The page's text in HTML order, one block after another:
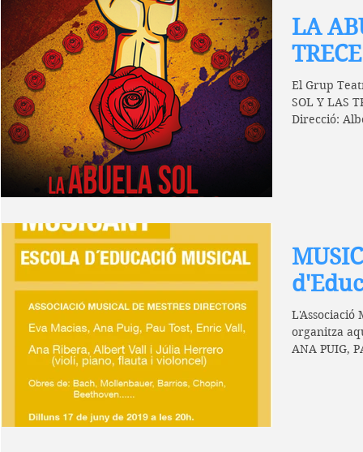
LA
El Grup
SOL Y LAS
Direcció:
L'Associació
organitza
ANA PUIG,